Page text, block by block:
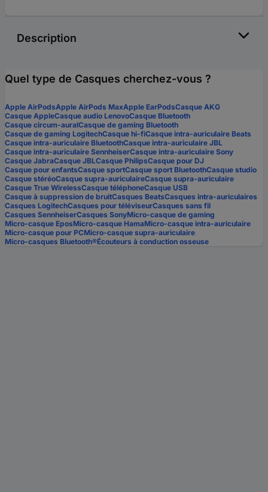
Description
Quel type de Casques cherchez-vous ?
Apple AirPodsApple AirPods MaxApple EarPodsCasque AKG
Casque AppleCasque audio LenovoCasque Bluetooth
Casque circum-auralCasque de gaming Bluetooth
Casque de gaming LogitechCasque hi-fiCasque intra-auriculaire Beats
Casque intra-auriculaire BluetoothCasque intra-auriculaire JBL
Casque intra-auriculaire SennheiserCasque intra-auriculaire Sony
Casque JabraCasque JBLCasque PhilipsCasque pour DJ
Casque pour enfantsCasque sportCasque sport BluetoothCasque studio
Casque stéréoCasque supra-auriculaireCasque supra-auriculaire
Casque True WirelessCasque téléphoneCasque USB
Casque à suppression de bruitCasques BeatsCasques intra-auriculaires
Casques LogitechCasques pour téléviseurCasques sans fil
Casques SennheiserCasques SonyMicro-casque de gaming
Micro-casque EposMicro-casque HamaMicro-casque intra-auriculaire
Micro-casque pour PCMicro-casque supra-auriculaire
Micro-casques Bluetooth®Écouteurs à conduction osseuse